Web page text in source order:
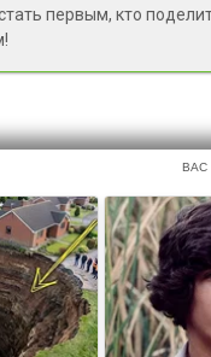
первым, кто